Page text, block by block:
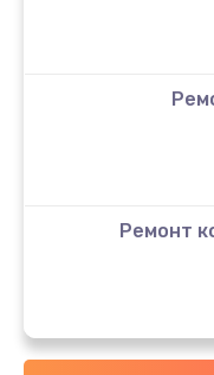
Ремонт